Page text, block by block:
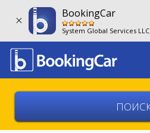
BookingCar
System Global Services LLC